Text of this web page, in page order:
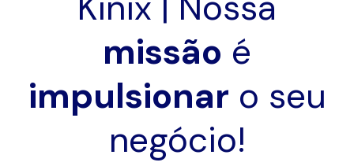
missão é
impulsionar o seu
negócio!